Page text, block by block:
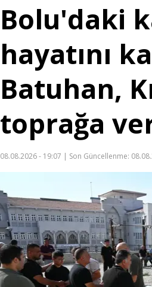
Bolu'daki
hayatını
Batuhan,
toprağa
08.08.2026 - 19:07 | Son Güncellenme: